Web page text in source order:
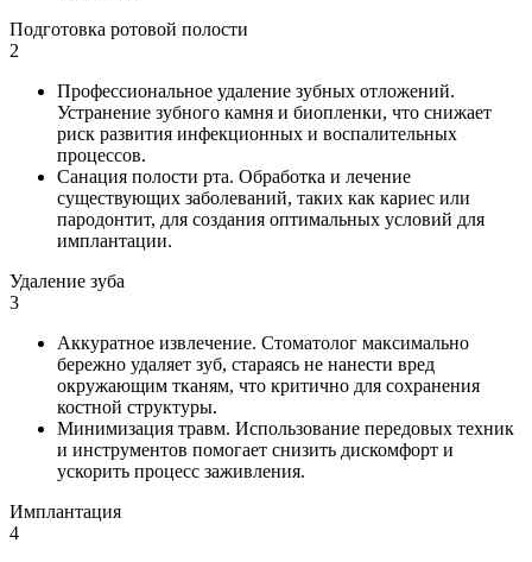
Подготовка ротовой полости
2
Профессиональное удаление зубных отложений.
Устранение зубного камня и биопленки, что снижает
риск развития инфекционных и воспалительных
процессов.
Санация полости рта. Обработка и лечение
существующих заболеваний, таких как кариес или
пародонтит, для создания оптимальных условий для
имплантации.
Удаление зуба
3
Аккуратное извлечение. Стоматолог максимально
бережно удаляет зуб, стараясь не нанести вред
окружающим тканям, что критично для сохранения
костной структуры.
Минимизация травм. Использование передовых техник
и инструментов помогает снизить дискомфорт и
ускорить процесс заживления.
Имплантация
4